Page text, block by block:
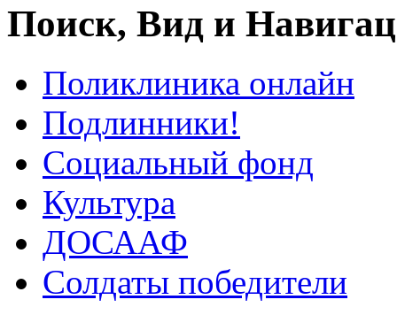
Поиск, Вид и
Поликлиника онлайн
Подлинники!
Социальный фонд
Культура
ДОСААФ
Солдаты победители